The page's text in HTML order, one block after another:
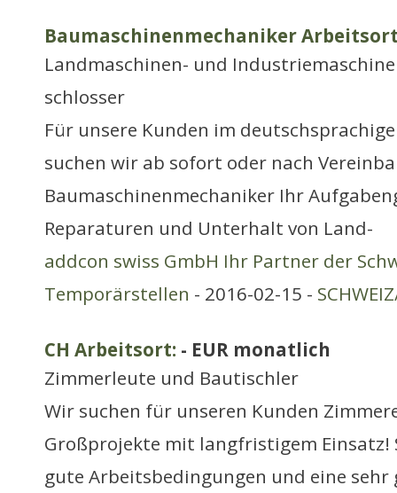
Baumaschinenmechaniker
Landmaschinen- und
schlosser
Für unsere Kunden im
suchen wir ab sofort oder nach
Baumaschinenmechaniker Ihr
Reparaturen und Unterhalt von Land-
addcon swiss GmbH Ihr Partner der
Temporärstellen - 2016-02-15 -
CH Arbeitsort: - EUR monatlich
Zimmerleute und Bautischler
Wir suchen für unseren Kunden
Großprojekte mit langfristigem Einsatz!
gute Arbeitsbedingungen und eine